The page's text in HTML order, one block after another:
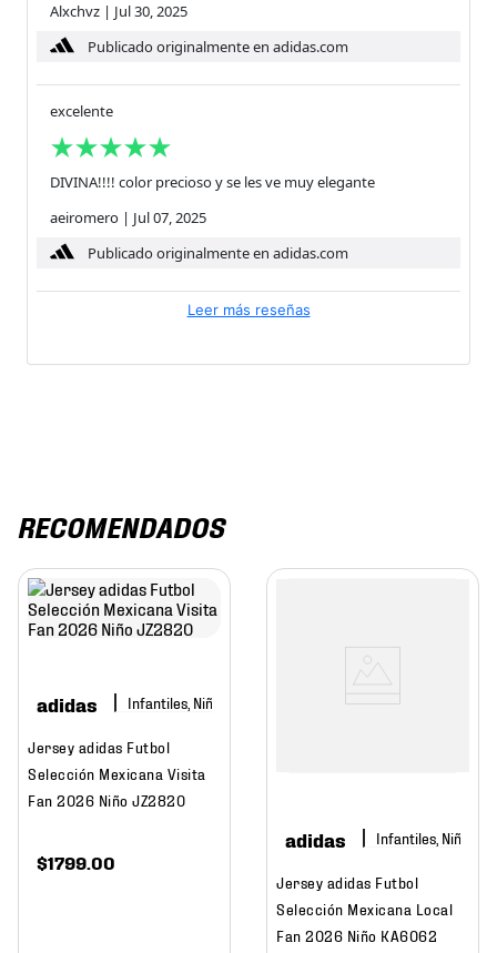
Alxchvz | Jul 30, 2025
Publicado originalmente en adidas.com
excelente
DIVINA!!!! color precioso y se les ve muy elegante
aeiromero | Jul 07, 2025
Publicado originalmente en adidas.com
Leer más reseñas
RECOMENDADOS
adidas Infantiles, Niño
Jersey adidas Futbol
Selección Mexicana Visita
Fan 2026 Niño JZ2820
$1799.00
adidas Infantiles, Niño
Jersey adidas Futbol
Selección Mexicana Local
Fan 2026 Niño KA6062